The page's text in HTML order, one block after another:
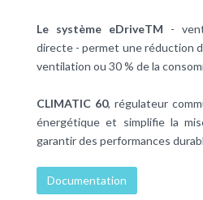
Le système eDriveTM -
directe - permet une réduction
ventilation ou 30 % de la
CLIMATIC 60, régulateur
énergétique et simplifie la
garantir des performances
Documentation